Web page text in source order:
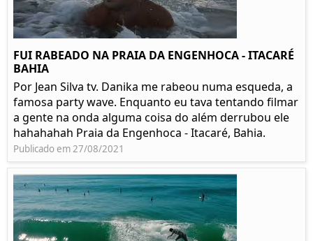
FUI RABEADO NA PRAIA DA ENGENHOCA - ITACARÉ
BAHIA
Por Jean Silva tv. Danika me rabeou numa esqueda, a
famosa party wave. Enquanto eu tava tentando filmar
a gente na onda alguma coisa do além derrubou ele
hahahahah Praia da Engenhoca - Itacaré, Bahia.
Publicado em 27/08/2021